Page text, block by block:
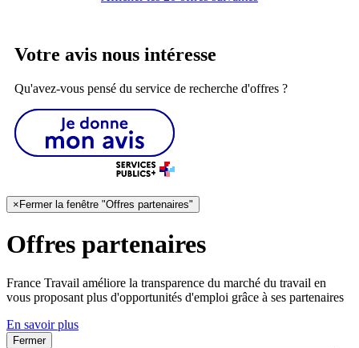
Votre avis nous intéresse
Qu'avez-vous pensé du service de recherche d'offres ?
×Fermer la fenêtre "Offres partenaires"
Offres partenaires
France Travail améliore la transparence du marché du travail en
vous proposant plus d'opportunités d'emploi grâce à ses partenaires
En savoir plus
Fermer